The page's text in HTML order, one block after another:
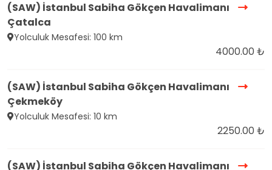
(SAW) İstanbul Sabiha Gökçen Havalimanı
Çatalca
Yolculuk Mesafesi: 100 km
4000.00 ₺
(SAW) İstanbul Sabiha Gökçen Havalimanı
Çekmeköy
Yolculuk Mesafesi: 10 km
2250.00 ₺
(SAW) İstanbul Sabiha Gökçen Havalimanı